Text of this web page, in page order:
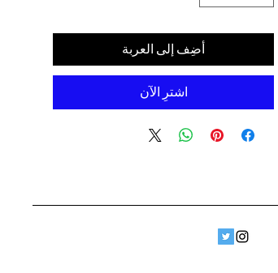
أضِف إلى العربة
اشترِ الآن